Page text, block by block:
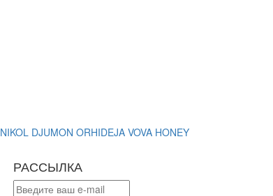
NIKOL DJUMON ORHIDEJA VOVA HONEY
РАССЫЛКА